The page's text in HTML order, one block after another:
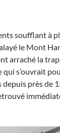
soufflant à
le Mont
arraché la
qui s’ouvrait
près de